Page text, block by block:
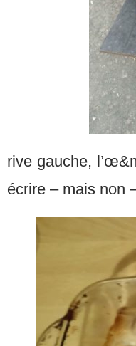
rive gauche,
écrire – mais non